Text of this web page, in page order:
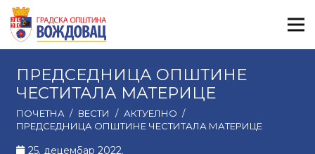
ПРЕДСЕДНИЦА ОПШТИНЕ
ЧЕСТИТАЛА МАТЕРИЦЕ
ПОЧЕТНА / ВЕСТИ / АКТУЕЛНО /
ПРЕДСЕДНИЦА ОПШТИНЕ ЧЕСТИТАЛА МАТЕРИЦЕ
25. децембар 2022.